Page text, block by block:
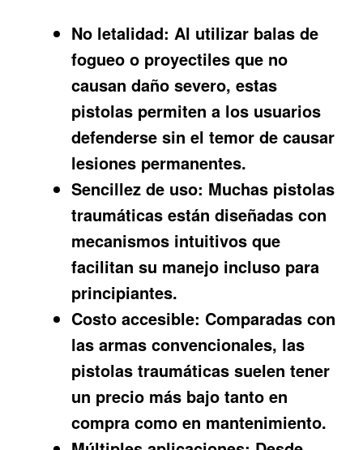
No letalidad: Al utilizar balas de
fogueo o proyectiles que no
causan daño severo, estas
pistolas permiten a los usuarios
defenderse sin el temor de causar
lesiones permanentes.
Sencillez de uso: Muchas pistolas
traumáticas están diseñadas con
mecanismos intuitivos que
facilitan su manejo incluso para
principiantes.
Costo accesible: Comparadas con
las armas convencionales, las
pistolas traumáticas suelen tener
un precio más bajo tanto en
compra como en mantenimiento.